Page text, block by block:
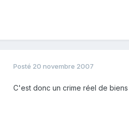
Posté 20 novembre 2007
C'est donc un crime réel de biens